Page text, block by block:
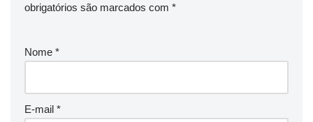
obrigatórios são marcados com *
Nome *
E-mail *